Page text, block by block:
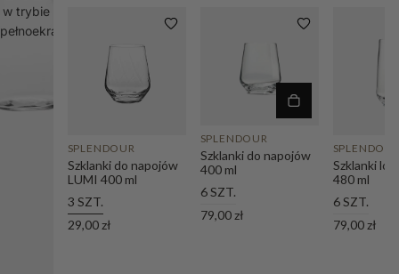
w trybie
pełnoekranowym
SPLENDOUR
Szklanki do napojów
LUMI 400 ml
3 SZT.
29,00 zł
SPLENDOUR
Szklanki do napojów
400 ml
6 SZT.
79,00 zł
Szklanki
480 ml
6 SZT.
79,00 zł